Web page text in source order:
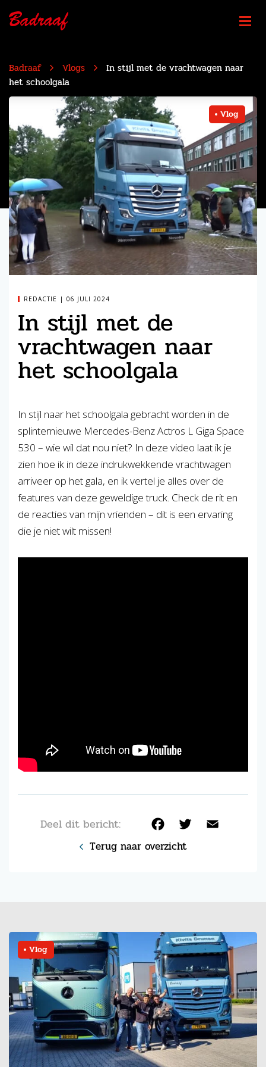
Badraaf Vlogs
In stijl met de vrachtwagen naar
het schoolgala
Vlog
REDACTIE 06 JULI 2024
In stijl met de
vrachtwagen naar
het schoolgala
In stijl naar het schoolgala gebracht worden in de
splinternieuwe Mercedes-Benz Actros L Giga Space
530 – wie wil dat nou niet? In deze video laat ik je
zien hoe ik in deze indrukwekkende vrachtwagen
arriveer op het gala, en ik vertel je alles over de
features van deze geweldige truck. Check de rit en
de reacties van mijn vrienden – dit is een ervaring
die je niet wilt missen!
Deel dit bericht: Facebook
Twitter Email
Terug naar overzicht
Vlog